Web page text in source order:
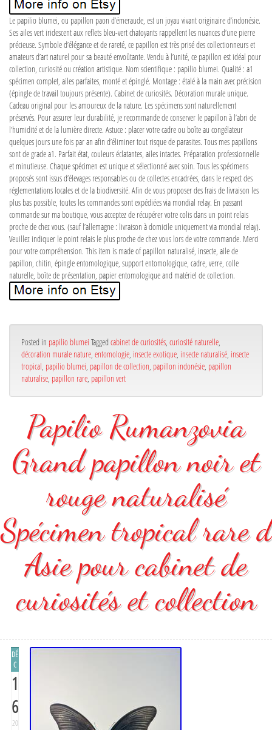
Le papilio blumei, ou papillon paon d’émeraude, est un joyau vivant originaire d’indonésie.
Ses ailes vert iridescent aux reflets bleu-vert chatoyants rappellent les nuances d’une pierre
précieuse. Symbole d’élégance et de rareté, ce papillon est très prisé des collectionneurs et
amateurs d’art naturel pour sa beauté envoûtante. Vendu à l’unité, ce papillon est idéal pour
collection, curiosité ou création artistique. Nom scientifique : papilio blumei. Qualité : a1
spécimen complet, ailes parfaites, monté et épinglé. Montage : étalé à la main avec précision
(épingle de travail toujours présente). Cabinet de curiosités. Décoration murale unique.
Cadeau original pour les amoureux de la nature. Les spécimens sont naturellement
préservés. Pour assurer leur durabilité, je recommande de conserver le papillon à l’abri de
l’humidité et de la lumière directe. Astuce : placer votre cadre ou boîte au congélateur
quelques jours une fois par an afin d’éliminer tout risque de parasites. Tous mes papillons
sont de grade a1. Parfait état, couleurs éclatantes, ailes intactes. Préparation professionnelle
et minutieuse. Chaque spécimen est unique et sélectionné avec soin. Tous les spécimens
proposés sont issus d’élevages responsables ou de collectes encadrées, dans le respect des
réglementations locales et de la biodiversité. Afin de vous proposer des frais de livraison les
plus bas possible, toutes les commandes sont expédiées via mondial relay. En passant
commande sur ma boutique, vous acceptez de récupérer votre colis dans un point relais
proche de chez vous. (sauf l’allemagne : livraison à domicile uniquement via mondial relay).
Veuillez indiquer le point relais le plus proche de chez vous lors de votre commande. Merci
pour votre compréhension. This item is made of papillon naturalisé, insecte, aile de
papillon, chitin, épingle entomologique, support entomologique, cadre, verre, colle
naturelle, boîte de présentation, papier entomologique and matériel de collection.
Posted in papilio blumei Tagged cabinet de curiosités, curiosité naturelle,
décoration murale nature, entomologie, insecte exotique, insecte naturalisé, insecte
tropical, papilio blumei, papillon de collection, papillon indonésie, papillon
naturalise, papillon rare, papillon vert
Papilio Rumanzovia
Grand papillon noir et
rouge naturalisé
Spécimen tropical rare d
Asie pour cabinet de
curiosités et collection
DÉ
C
1
6
20